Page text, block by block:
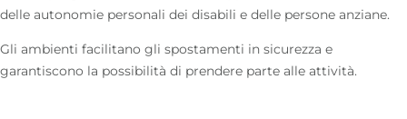
delle autonomie personali dei disabili e delle persone anziane.
Gli ambienti facilitano gli spostamenti in sicurezza e
garantiscono la possibilità di prendere parte alle attività.